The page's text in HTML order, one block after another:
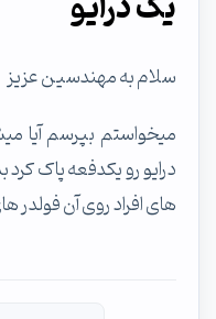
سلام به مهندسین عزیز
میخواستم بپرسم آیا
درایو رو یکدفعه پاک
های افراد روی آن فولدر